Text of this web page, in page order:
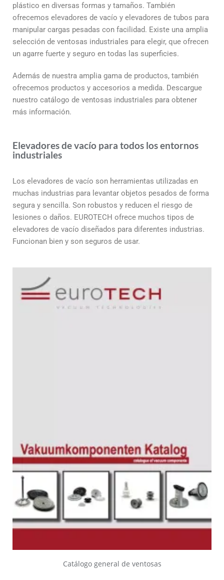
plástico en diversas formas y tamaños. También
ofrecemos elevadores de vacío y elevadores de tubos para
manipular cargas pesadas con facilidad. Existe una amplia
selección de ventosas industriales para elegir, que ofrecen
un agarre fuerte y seguro en todas las superficies.
Además de nuestra amplia gama de productos, también
ofrecemos productos y accesorios a medida. Descargue
nuestro catálogo de ventosas industriales para obtener
más información.
Elevadores de vacío para todos los entornos
industriales
Los elevadores de vacío son herramientas utilizadas en
muchas industrias para levantar objetos pesados de forma
segura y sencilla. Son robustos y reducen el riesgo de
lesiones o daños. EUROTECH ofrece muchos tipos de
elevadores de vacío diseñados para diferentes industrias.
Funcionan bien y son seguros de usar.
Catálogo general de ventosas